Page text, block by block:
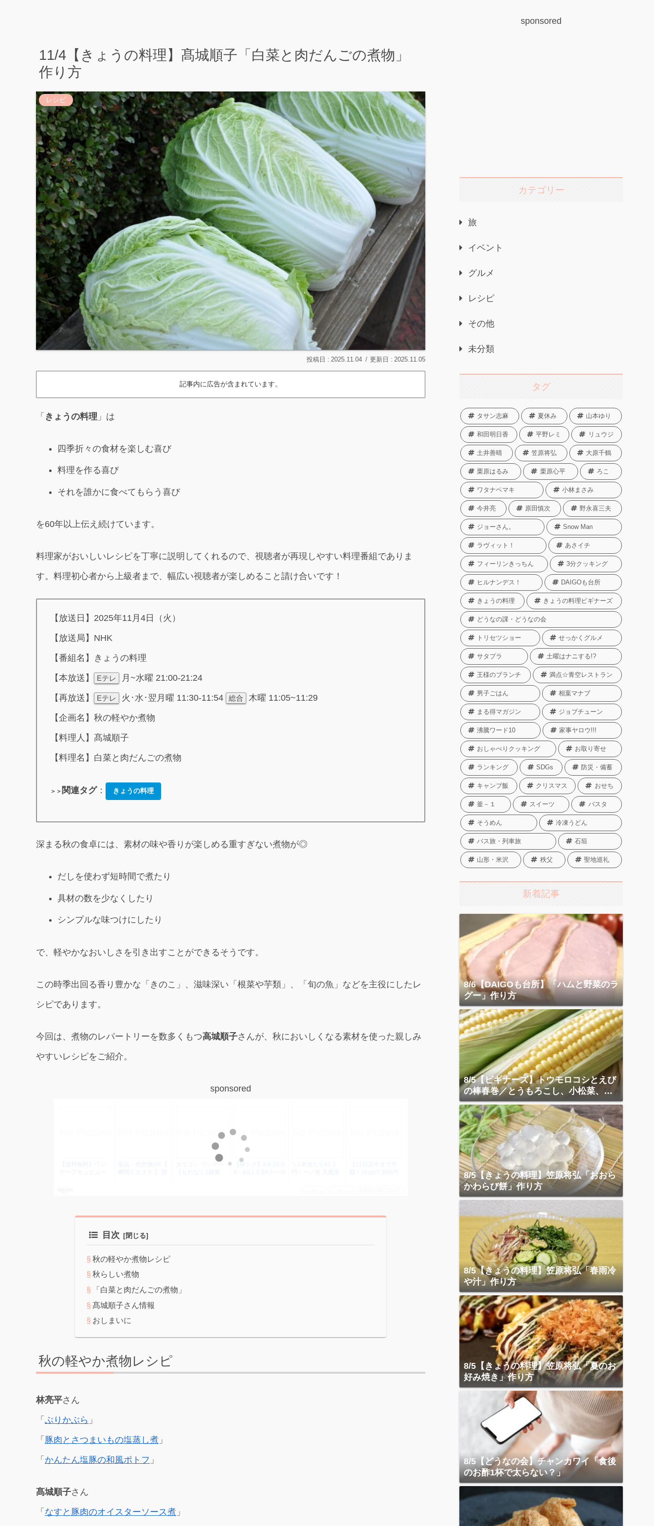
11/4【きょうの料理】髙城順子「白菜と肉だんごの煮物」
作り方
レシピ
2025.11.04 2025.11.05
記事内に広告が含まれています。
「 きょうの料理 」は
四季折々の食材を楽しむ喜び
料理を作る喜び
それを誰かに食べてもらう喜び
を60年以上伝え続けています。
料理家がおいしいレシピを丁寧に説明してくれるので、視聴者が再現しやすい料理番組でありま
す。料理初心者から上級者まで、幅広い視聴者が楽しめること請け合いです！
【放送日】2025年11月4日（火）
【放送局】NHK
【番組名】きょうの料理
【本放送】 Eテレ 月~水曜 21:00-21:24
【再放送】 Eテレ 火･水･翌月曜 11:30-11:54 総合 木曜 11:05~11:29
【企画名】秋の軽やか煮物
【料理人】髙城順子
【料理名】白菜と肉だんごの煮物
＞＞ 関連タグ： きょうの料理
深まる秋の食卓には、素材の味や香りが楽しめる重すぎない煮物が◎
だしを使わず短時間で煮たり
具材の数を少なくしたり
シンプルな味つけにしたり
で、軽やかなおいしさを引き出すことができるそうです。
この時季出回る香り豊かな「きのこ」、滋味深い「根菜や芋類」、「旬の魚」などを主役にしたレ
シピであります。
今回は、煮物のレパートリーを数多くもつ高城順子さんが、秋においしくなる素材を使った親しみ
やすいレシピをご紹介。
sponsored
目次
秋の軽やか煮物レシピ
秋らしい煮物
「白菜と肉だんごの煮物」
髙城順子さん情報
おしまいに
秋の軽やか煮物レシピ
林亮平さん
「 ぶりかぶら 」
「 豚肉とさつまいもの塩蒸し煮 」
「 かんたん塩豚の和風ポトフ 」
髙城順子さん
「 なすと豚肉のオイスターソース煮 」
sponsored
カテゴリー
旅
イベント
グルメ
レシピ
その他
未分類
タグ
タサン志麻 夏休み 山本ゆり
和田明日香 平野レミ リュウジ
土井善晴 笠原将弘 大原千鶴
栗原はるみ 栗原心平 ろこ
ワタナベマキ 小林まさみ
今井亮 原田慎次 野永喜三夫
ジョーさん。 Snow Man
ラヴィット！ あさイチ
フィーリンきっちん 3分クッキング
ヒルナンデス！ DAIGOも台所
きょうの料理 きょうの料理ビギナーズ
どうなの課・どうなの会
トリセツショー せっかくグルメ
サタプラ 土曜はナニする!?
王様のブランチ 満点☆青空レストラン
男子ごはん 相葉マナブ
まる得マガジン ジョブチューン
沸騰ワード10 家事ヤロウ!!!
おしゃべりクッキング お取り寄せ
ランキング SDGs 防災・備蓄
キャンプ飯 クリスマス おせち
釜－１ スイーツ パスタ
そうめん 冷凍うどん
バス旅・列車旅 石垣
山形・米沢 秩父 聖地巡礼
新着記事
8/6【DAIGOも台所】「ハムと野菜のラ
グー」作り方
8/5【ビギナーズ】トウモロコシとえび
の棒春巻／とうもろこし、小松菜、ベ
ーコン炒め
8/5【きょうの料理】笠原将弘「おおら
かわらび餅」作り方
8/5【きょうの料理】笠原将弘「春雨冷
や汁」作り方
8/5【きょうの料理】笠原将弘「夏のお
好み焼き」作り方
8/5【どうなの会】チャンカワイ「食後
のお酢1杯で太らない？」